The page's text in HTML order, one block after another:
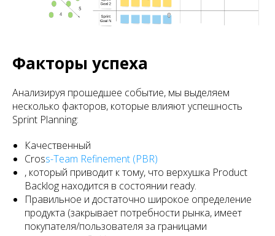
Факторы успеха
Анализируя прошедшее событие, мы выделяем
несколько факторов, которые влияют успешность
Sprint Planning:
Качественный
Cross-Team Refinement (PBR)
, который приводит к тому, что верхушка Product
Backlog находится в состоянии ready.
Правильное и достаточно широкое определение
продукта (закрывает потребности рынка, имеет
покупателя/пользователя за границами